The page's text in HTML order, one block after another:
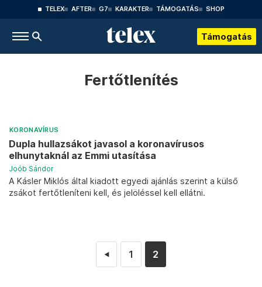
TELEX AFTER G7 KARAKTER TÁMOGATÁS SHOP
Támogatás
Fertőtlenítés
KORONAVÍRUS
Dupla hullazsákot javasol a koronavírusos
elhunytaknál az Emmi utasítása
Joób Sándor
A Kásler Miklós által kiadott egyedi ajánlás szerint a külső
zsákot fertőtleníteni kell, és jelöléssel kell ellátni.
◄ 1 2